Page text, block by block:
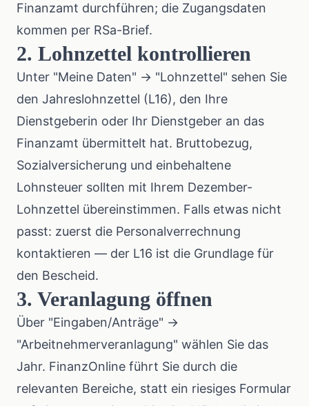
Finanzamt durchführen; die Zugangsdaten
kommen per RSa-Brief.
2. Lohnzettel kontrollieren
Unter "Meine Daten" → "Lohnzettel" sehen Sie
den Jahreslohnzettel (L16), den Ihre
Dienstgeberin oder Ihr Dienstgeber an das
Finanzamt übermittelt hat. Bruttobezug,
Sozialversicherung und einbehaltene
Lohnsteuer sollten mit Ihrem Dezember-
Lohnzettel übereinstimmen. Falls etwas nicht
passt: zuerst die Personalverrechnung
kontaktieren — der L16 ist die Grundlage für
den Bescheid.
3. Veranlagung öffnen
Über "Eingaben/Anträge" →
"Arbeitnehmerveranlagung" wählen Sie das
Jahr. FinanzOnline führt Sie durch die
relevanten Bereiche, statt ein riesiges Formular